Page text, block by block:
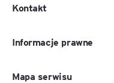
Kontakt
Informacje prawne
Mapa serwisu